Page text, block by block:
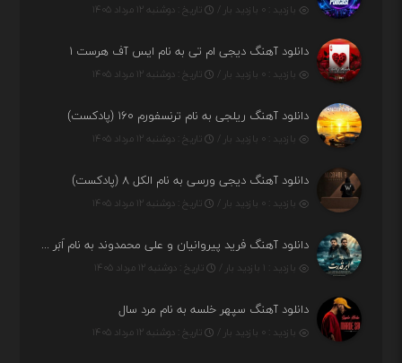
بازدید : ۰ بازدید بار / تاریخ : دوشنبه ۱۲ مرداد ۱۴۰۵
دانلود آهنگ دیجی ام تی به نام ایس آف هرست ۱
بازدید : ۰ بازدید بار / تاریخ : دوشنبه ۱۲ مرداد ۱۴۰۵
دانلود آهنگ ریلجی به نام ترنسفورم ۱۶۰ (پادکست)
بازدید : ۰ بازدید بار / تاریخ : دوشنبه ۱۲ مرداد ۱۴۰۵
دانلود آهنگ دیجی ورسی به نام الکل ۸ (پادکست)
بازدید : ۰ بازدید بار / تاریخ : دوشنبه ۱۲ مرداد ۱۴۰۵
دانلود آهنگ فرید پیروانیان و علی محمدوند به نام اَبَر قدرت
بازدید : ۱ بازدید بار / تاریخ : دوشنبه ۱۲ مرداد ۱۴۰۵
دانلود آهنگ سپهر خلسه به نام مرد سال
بازدید : ۰ بازدید بار / تاریخ : دوشنبه ۱۲ مرداد ۱۴۰۵